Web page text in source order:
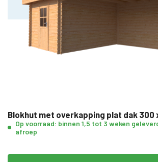
Blokhut met overkapping plat dak 300
Op voorraad: binnen 1,5 tot 3 weken
afroep